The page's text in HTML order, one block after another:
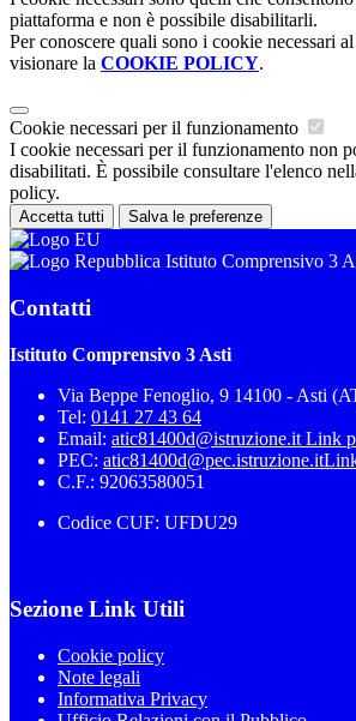
piattaforma e non è possibile disabilitarli.
Per conoscere quali sono i cookie necessari
visionare la COOKIE POLICY.
Cookie necessari per il funzionamento
I cookie necessari per il funzionamento non
disabilitati. È possibile consultare l'elenco
policy.
Accetta tutti Salva le preferenze
Istituto Comprensivo 3
Contatti
Istituto Comprensivo 3 Asti
Via Beppe Fenoglio, 9 14100 - Asti
Tel: 0141 27 43 64
Email: atic81400d@istruzione.it Link
PEC: atic81400d@pec.istruzione.it
C.F.: 92063580051
Codice CUF: UFDU29
Sezione Link Utili
Cookie policy
Note legali
Informativa Privacy